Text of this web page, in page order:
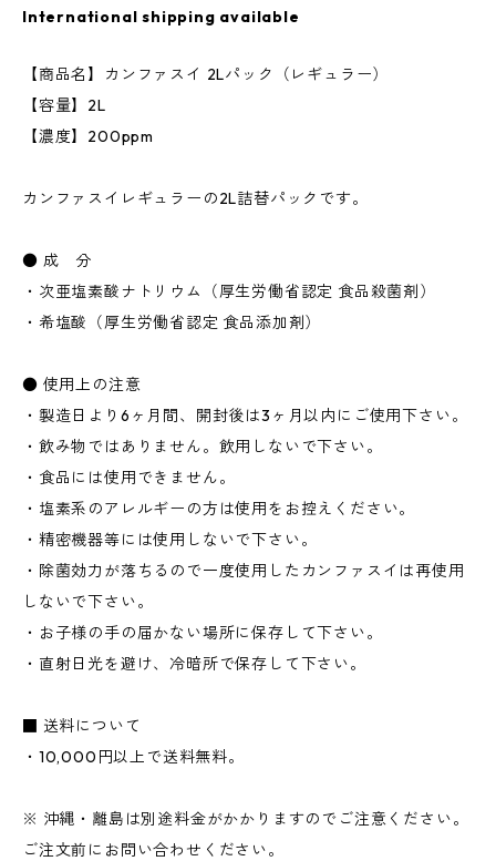
International shipping available
【商品名】カンファスイ 2Lパック（レギュラー）
【容量】2L
【濃度】200ppm
カンファスイレギュラーの2L詰替パックです。
● 成 分
・次亜塩素酸ナトリウム（厚生労働省認定 食品殺菌剤）
・希塩酸（厚生労働省認定 食品添加剤）
● 使用上の注意
・製造日より6ヶ月間、開封後は3ヶ月以内にご使用下さい。
・飲み物ではありません。飲用しないで下さい。
・食品には使用できません。
・塩素系のアレルギーの方は使用をお控えください。
・精密機器等には使用しないで下さい。
・除菌効力が落ちるので一度使用したカンファスイは再使用
しないで下さい。
・お子様の手の届かない場所に保存して下さい。
・直射日光を避け、冷暗所で保存して下さい。
■ 送料について
・10,000円以上で送料無料。
※ 沖縄・離島は別途料金がかかりますのでご注意ください。
ご注文前にお問い合わせください。